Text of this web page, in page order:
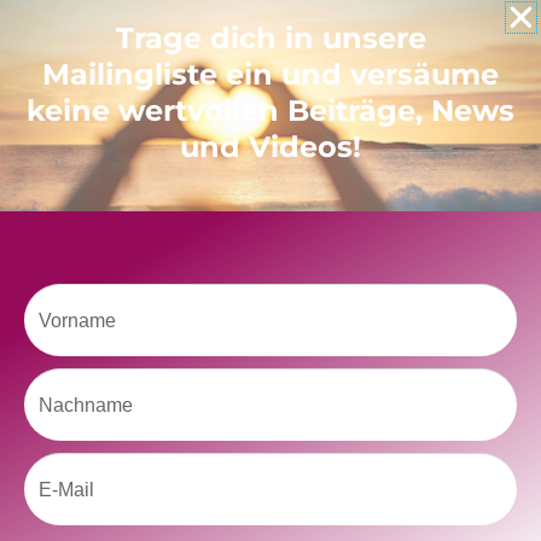
Like uns auf Facebook
Trage dich in unsere
Mailingliste ein und versäume
keine wertvollen Beiträge, News
und Videos!
Vorname
Nachname
Email